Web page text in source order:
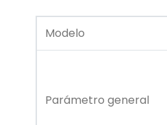
Modelo
Parámetro general